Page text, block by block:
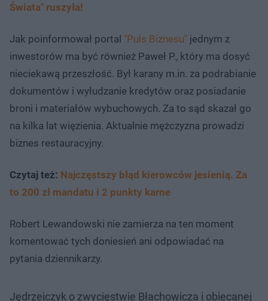
Świata" ruszyła!
Jak poinformował portal "Puls Biznesu" jednym z
inwestorów ma być również Paweł P., który ma dosyć
nieciekawą przeszłość. Był karany m.in. za podrabianie
dokumentów i wyłudzanie kredytów oraz posiadanie
broni i materiałów wybuchowych. Za to sąd skazał go
na kilka lat więzienia. Aktualnie mężczyzna prowadzi
biznes restauracyjny.
Czytaj też: Najczęstszy błąd kierowców jesienią. Za
to 200 zł mandatu i 2 punkty karne
Robert Lewandowski nie zamierza na ten moment
komentować tych doniesień ani odpowiadać na
pytania dziennikarzy.
Jędrzejczyk o zwycięstwie Błachowicza i obiecanej